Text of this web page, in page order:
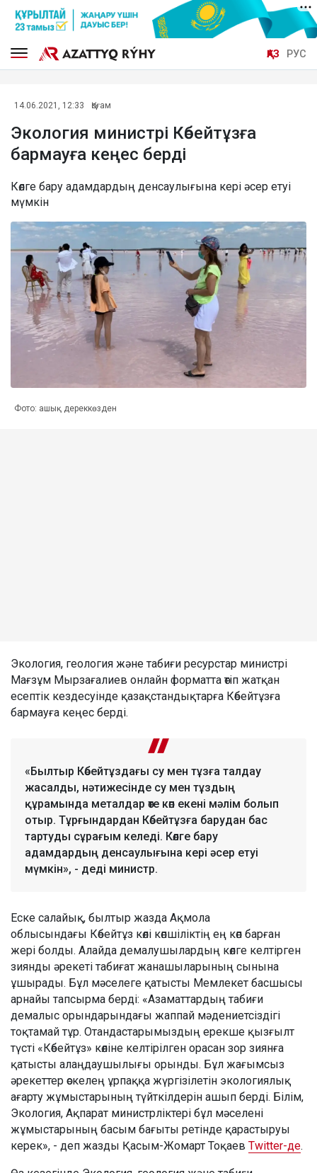
ҚАЗ РУС
14.06.2021, 12:33 Қоғам
Экология министрі Көбейтұзға
бармауға кеңес берді
Көлге бару адамдардың денсаулығына кері әсер етуі
мүмкін
Фото: ашық дереккөзден
Экология, геология және табиғи ресурстар министрі
Мағзұм Мырзағалиев онлайн форматта өтіп жатқан
есептік кездесуінде қазақстандықтарға Көбейтұзға
бармауға кеңес берді.
«Былтыр Көбейтұздағы су мен тұзға талдау
жасалды, нәтижесінде су мен тұздың
құрамында металдар өте көп екені мәлім болып
отыр. Тұрғындардан Көбейтұзға барудан бас
тартуды сұрағым келеді. Көлге бару
адамдардың денсаулығына кері әсер етуі
мүмкін», - деді министр.
Еске салайық, былтыр жазда Ақмола
облысындағы Көбейтұз көлі көпшіліктің ең көп барған
жері болды. Алайда демалушылардың көлге келтірген
зиянды әрекеті табиғат жанашыларының сынына
ұшырады. Бұл мәселеге қатысты Мемлекет басшысы
арнайы тапсырма берді: «Азаматтардың табиғи
демалыс орындарындағы жаппай мәдениетсіздігі
тоқтамай тұр. Отандастарымыздың ерекше қызғылт
түсті «Көбейтұз» көліне келтірілген орасан зор зиянға
қатысты алаңдаушылығы орынды. Бұл жағымсыз
әрекеттер өскелең ұрпаққа жүргізілетін экологиялық
ағарту жұмыстарының түйткілдерін ашып берді. Білім,
Экология, Ақпарат министрліктері бұл мәселені
жұмыстарының басым бағыты ретінде қарастыруы
керек», - деп жазды Қасым-Жомарт Тоқаев Twitter-де.